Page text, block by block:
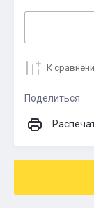
К
Поделиться